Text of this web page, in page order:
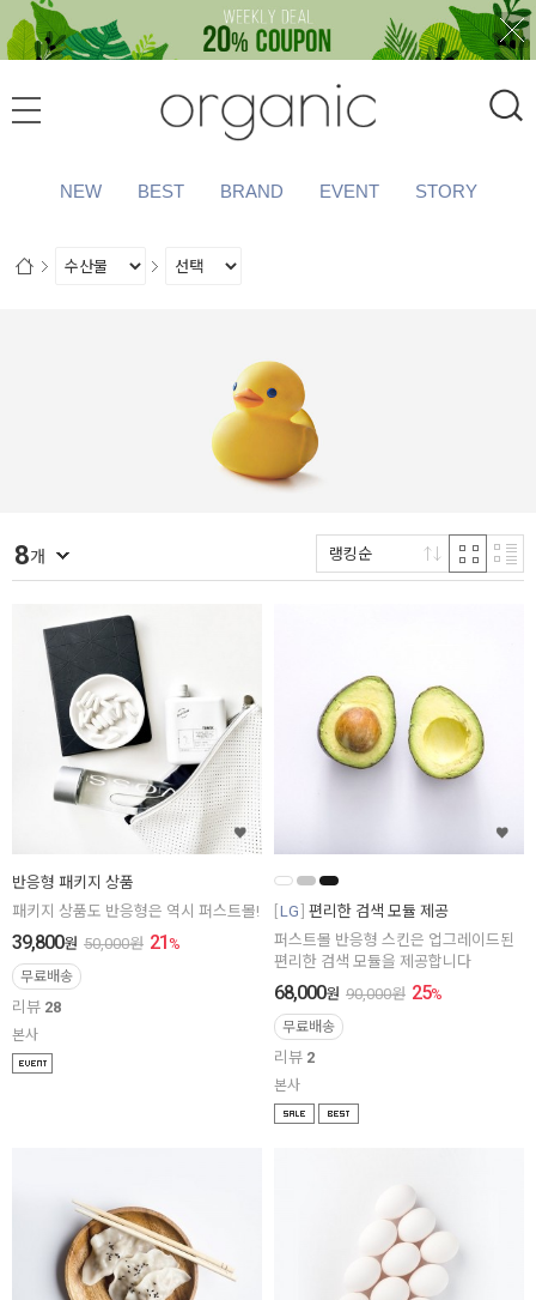
NEW BEST BRAND EVENT STORY
8개 랭킹순
반응형 패키지 상품
패키지 상품도 반응형은 역시 퍼스트몰!
39,800원 50,000원 21 %
무료배송
리뷰 28
본사
LG 편리한 검색 모듈 제공
퍼스트몰 반응형 스킨은 업그레이드된
편리한 검색 모듈을 제공합니다
68,000원 90,000원 25%
무료배송
리뷰 2
본사